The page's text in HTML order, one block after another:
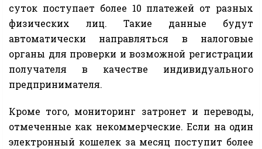
суток поступает более 10 платежей от разных
физических лиц. Такие данные будут
автоматически направляться в налоговые
органы для проверки и возможной регистрации
получателя в качестве индивидуального
предпринимателя.
Кроме того, мониторинг затронет и переводы,
отмеченные как некоммерческие. Если на один
электронный кошелек за месяц поступит более